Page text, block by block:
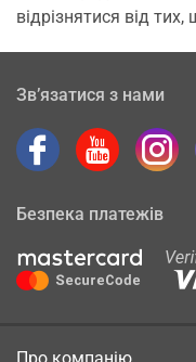
відрізнятися від тих,
Зв’язатися з нами
Безпека платежів